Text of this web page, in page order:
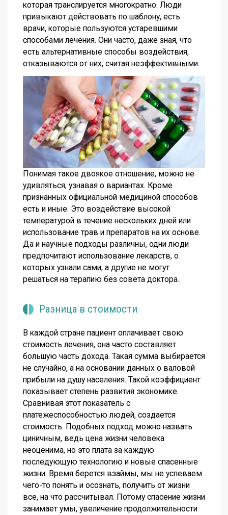
которая транслируется многократно. Люди
привыкают действовать по шаблону, есть
врачи, которые пользуются устаревшими
способами лечения. Они часто, даже зная, что
есть альтернативные способы воздействия,
отказываются от них, считая неэффективными.
Понимая такое двоякое отношение, можно не
удивляться, узнавая о вариантах. Кроме
признанных официальной медициной способов
есть и иные. Это воздействие высокой
температурой в течение нескольких дней или
использование трав и препаратов на их основе.
Да и научные подходы различны, одни люди
предпочитают использование лекарств, о
которых узнали сами, а другие не могут
решаться на терапию без совета доктора.
Разница в стоимости
В каждой стране пациент оплачивает свою
стоимость лечения, она часто составляет
большую часть дохода. Такая сумма выбирается
не случайно, а на основании данных о валовой
прибыли на душу населения. Такой коэффициент
показывает степень развития экономике.
Сравнивая этот показатель с
платежеспособностью людей, создается
стоимость. Подобных подход можно назвать
циничным, ведь цена жизни человека
неоценима, но это плата за каждую
последующую технологию и новые спасенные
жизни. Время берется взаймы, мы не успеваем
чего-то понять и осознать, получить от жизни
все, на что рассчитывал. Потому спасение жизни
занимает умы, увеличение продолжительности